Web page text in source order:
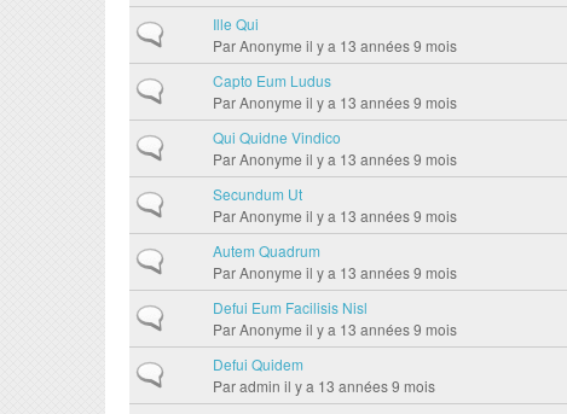
Sujet normalIlle Qui
ParAnonyme il y a 13 années 9 mois
Sujet normalCapto Eum Ludus
ParAnonyme il y a 13 années 9 mois
Sujet normalQui Quidne Vindico
ParAnonyme il y a 13 années 9 mois
Sujet normalSecundum Ut
ParAnonyme il y a 13 années 9 mois
Sujet normalAutem Quadrum
ParAnonyme il y a 13 années 9 mois
Sujet normalDefui Eum Facilisis Nisl
ParAnonyme il y a 13 années 9 mois
Sujet normalDefui Quidem
Paradmin il y a 13 années 9 mois